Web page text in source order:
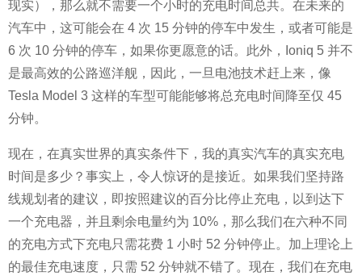
现实），那么就不需要一个小时的充电时间总共。在未来的
汽车中，这可能会在 4 次 15 分钟的停车中发生，或者可能是
6 次 10 分钟的停车，如果你更愿意的话。此外，Ioniq 5 并不
是最高效的公路巡洋舰，因此，一旦电池技术赶上来，像
Tesla Model 3 这样的车型可能能够将总充电时间降至仅 45
分钟。
现在，在真实世界的真实条件下，我的真实汽车的真实充电
时间是多少？事实上，令人惊讶的是接近。如果我们坚持路
线规划者的建议，即按照建议的百分比停止充电，以到达下
一个充电器，并且剩余电量约为 10%，那么我们在六种不同
的充电方式下充电只需花费 1 小时 52 分钟停止。加上理论上
的最佳充电速度，只需 52 分钟就不错了。现在，我们在充电